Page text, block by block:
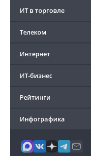
ИТ в торговле
Телеком
Интернет
ИТ-бизнес
Рейтинги
Инфографика